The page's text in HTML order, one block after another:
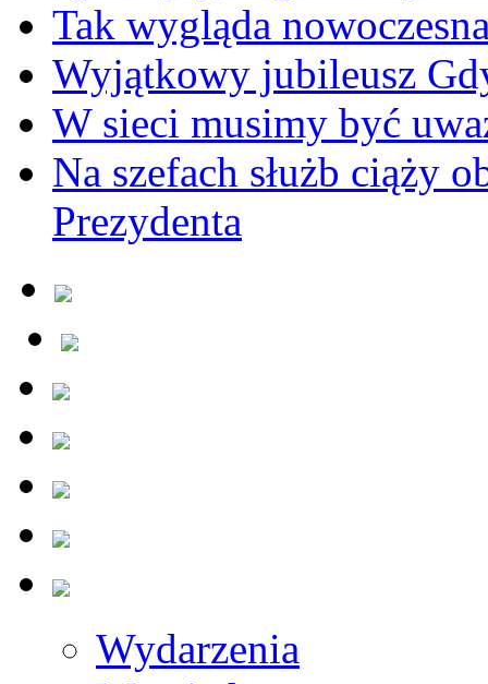
Tak wygląda
Wyjątkowy jubileusz
W sieci musimy być
Na szefach służb ciąży
Prezydenta
Wydarzenia